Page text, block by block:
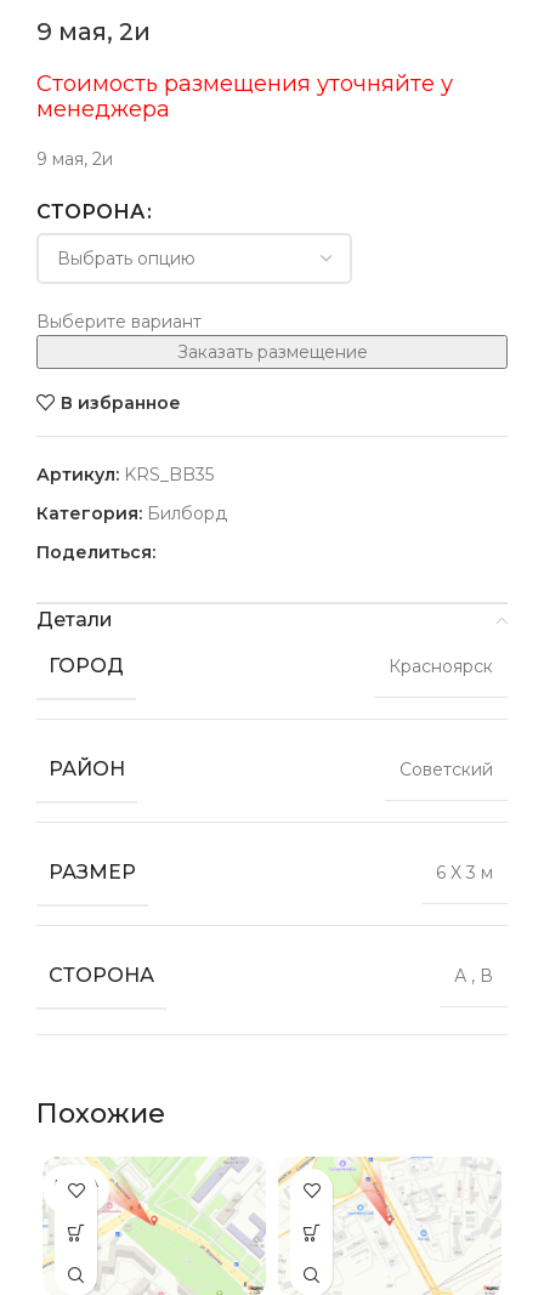
9 мая, 2и
Стоимость размещения уточняйте у
менеджера
9 мая, 2и
СТОРОНА
Выберите вариант
Заказать размещение
В избранное
Артикул: KRS_BB35
Категория: Билборд
Поделиться:
Детали
ГОРОД
Красноярск
РАЙОН Советский
РАЗМЕР 6 X 3 м
СТОРОНА А , В
Похожие
ПРОДА
НО